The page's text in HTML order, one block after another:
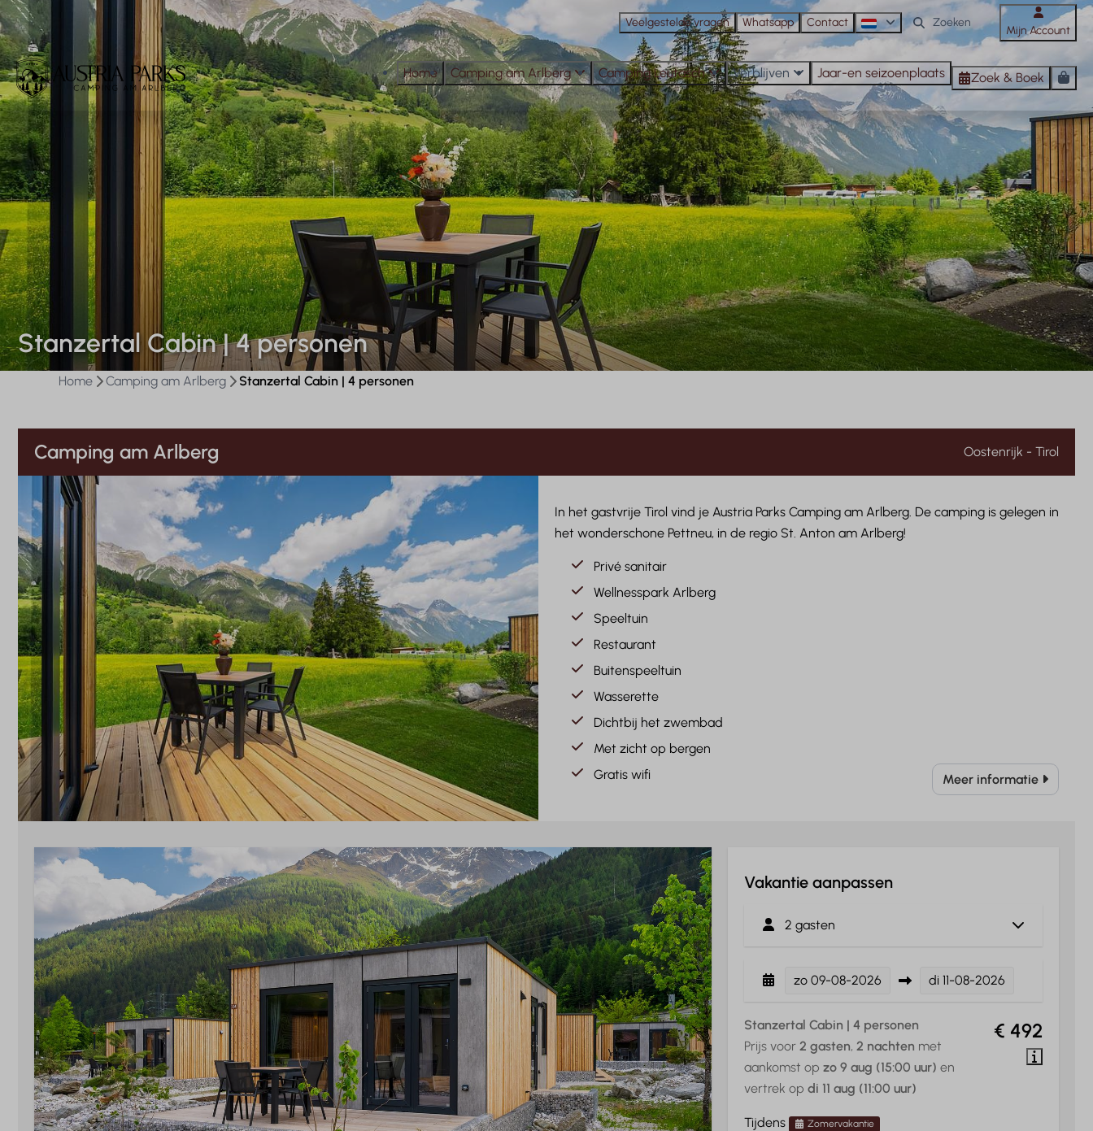
Veelgestelde vragen Whatsapp Contact
Mijn Account
Home Camping am Arlberg Camping Leutasch Verblijven Jaar-en seizoenplaats Zoek & Boek
Stanzertal Cabin | 4 personen
Home Camping am Arlberg Stanzertal Cabin | 4 personen
Camping am Arlberg Oostenrijk - Tirol
In het gastvrije Tirol vind je Austria Parks Camping am Arlberg. De camping is gelegen in
het wonderschone Pettneu, in de regio St. Anton am Arlberg!
Privé sanitair
Wellnesspark Arlberg
Speeltuin
Restaurant
Buitenspeeltuin
Wasserette
Dichtbij het zwembad
Met zicht op bergen
Gratis wifi
Meer informatie
Vakantie aanpassen
2 gasten
zo 09-08-2026 di 11-08-2026
€ 492
Stanzertal Cabin | 4 personen
Prijs voor2 gasten,2 nachten met
aankomst opzo 9 aug (15:00 uur) en
vertrek opdi 11 aug (11:00 uur)
Tijdens Zomervakantie